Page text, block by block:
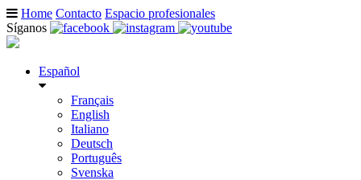
Home Contacto Espacio profesionales
Síganos
Español
Français
English
Italiano
Deutsch
Português
Svenska